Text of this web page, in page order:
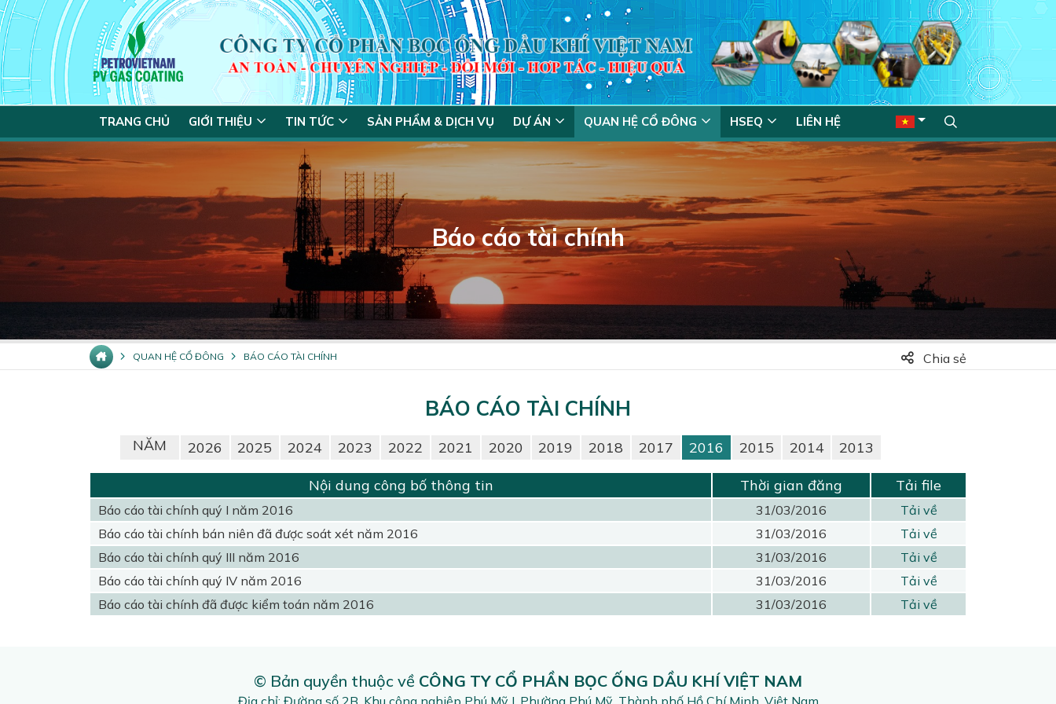
TRANG CHỦ GIỚI THIỆU TIN TỨC SẢN PHẨM & DỊCH VỤ DỰ ÁN QUAN HỆ CỔ ĐÔNG HSEQ LIÊN HỆ
Báo cáo tài chính
QUAN HỆ CỔ ĐÔNG BÁO CÁO TÀI CHÍNH Chia sẻ
BÁO CÁO TÀI CHÍNH
NĂM 2026 2025 2024 2023 2022 2021 2020 2019 2018 2017 2016 2015 2014 2013
Nội dung công bố thông tin Thời gian đăng Tải file
Báo cáo tài chính quý I năm 2016 31/03/2016
Tải về
Báo cáo tài chính bán niên đã được soát xét năm 2016
31/03/2016
Tải về
Báo cáo tài chính quý III năm 2016
31/03/2016
Tải về
Báo cáo tài chính quý IV năm 2016
31/03/2016
Tải về
Báo cáo tài chính đã được kiểm toán năm 2016
31/03/2016 Tải về
© Bản quyền thuộc về CÔNG TY CỔ PHẦN BỌC ỐNG DẦU KHÍ VIỆT NAM
Địa chỉ: Đường số 2B, Khu công nghiệp Phú Mỹ I, Phường Phú Mỹ, Thành phố Hồ Chí Minh, Việt Nam